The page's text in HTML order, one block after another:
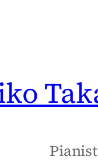
Pianist